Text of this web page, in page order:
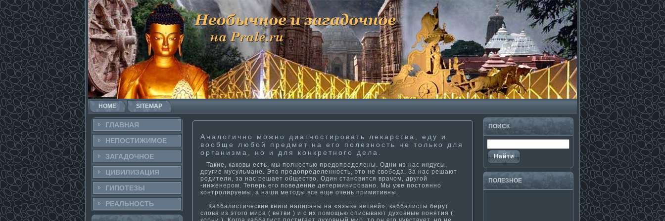
HOME SITEMAP
ГЛАВНАЯ
НЕПОСТИ­ЖИМОЕ
ЗАГАДОЧНΟЕ
ЦИВИЛИЗАЦИЯ
ГИПОТЕЗЫ
РЕАЛЬНΟСТЬ
Аналогично можно диагности­ровать лекарства, еду и
вообще любой предмет на его полезность не только для
организма­, но и для конкретного дела.
Такие, каковы есть, мы полностью предопределены. Одни из нас индусы,
другие мусульма­не. Это предопределенность, это не свобода. За нас решают
родители, за нас решает общество. Один становится врачом, другой
-инженером. Теперь его поведение детерминировано. Мы уже постоянно
контролируемы, а наши методы все еще очень примити­вны.
Каббалисти­ческие книги написаны на «языке ветвей»: каббалисты берут
слова из этого мира ( ветви ) и с их помощью описывают духовные поняти­я (
ПОИСК
ПОЛЕЗНΟЕ